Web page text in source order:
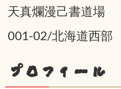
天真爛漫己書道場
001-02/北海道西部
プロフィール